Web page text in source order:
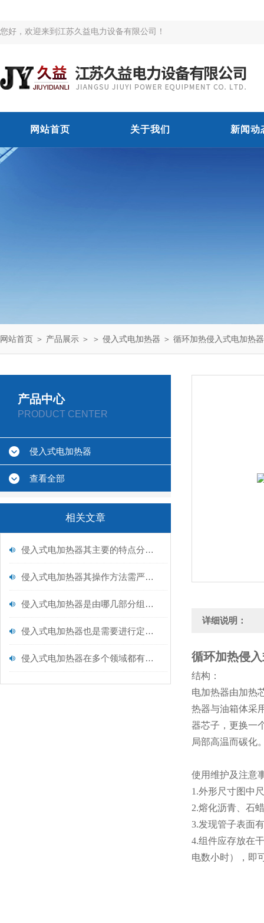
您好，欢迎来到江苏久益电力设备有限公司！
网站首页 关于我们 新闻动
网站首页 ＞ 产品展示 ＞ ＞ 侵入式电加热器 ＞ 循环加热侵入式电加热器
产品中心
PRODUCT CENTER
侵入式电加热器
查看全部
相关文章
侵入式电加热器其主要的特点分别是什么？
侵入式电加热器其操作方法需严格遵循以下核心步骤
侵入式电加热器是由哪几部分组成的呢？
侵入式电加热器也是需要进行定期保养的
侵入式电加热器在多个领域都有着广泛的应用
详细说明：
循环加热侵
结构：
电加热器由加热
热器与油箱体采
器芯子，更换一
局部高温而碳化
使用维护及注意
1.外形尺寸图中
2.熔化沥青、石
3.发现管子表面
4.组件应存放在
电数小时），即